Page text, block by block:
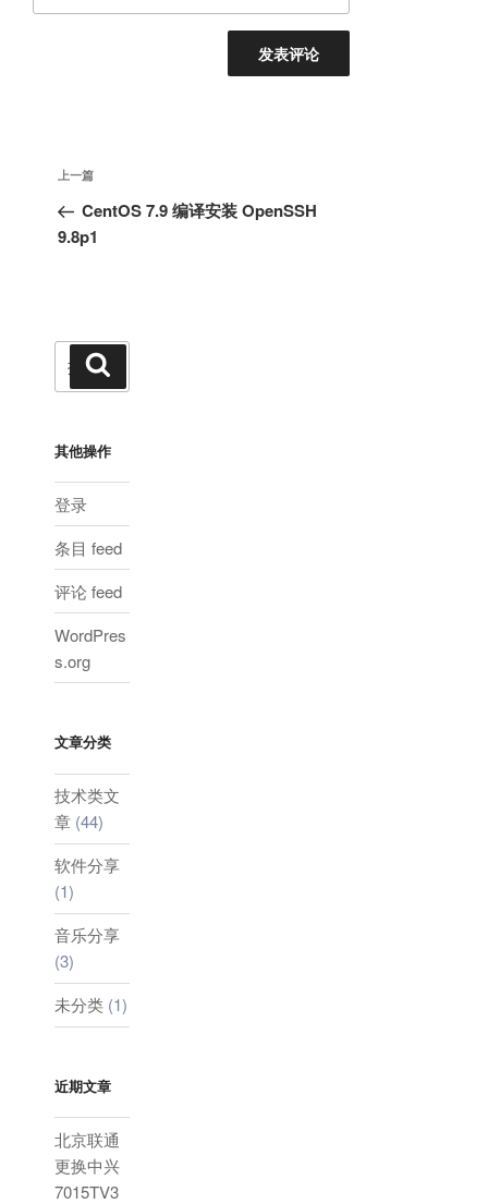
上
一
篇
上一篇
CentOS 7.9 编译安装 OpenSSH
9.8p1
索：
其他操作
登录
条目 feed
评论 feed
WordPres
s.org
文章分类
技术类文
章 (44)
软件分享
(1)
音乐分享
(3)
未分类 (1)
近期文章
北京联通
更换中兴
7015TV3